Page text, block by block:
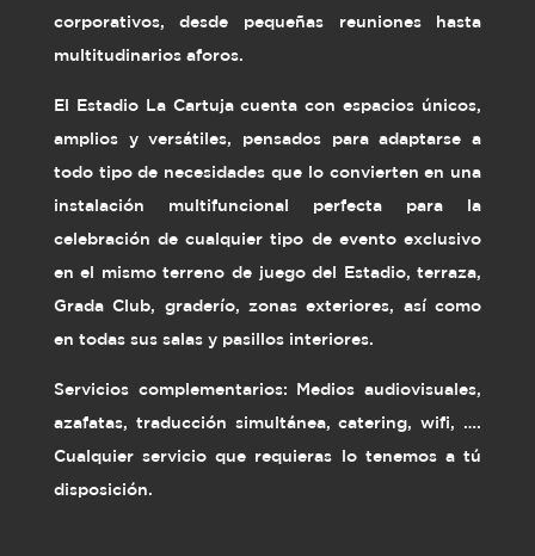
corporativos, desde pequeñas reuniones hasta
multitudinarios aforos.
El Estadio La Cartuja cuenta con espacios únicos,
amplios y versátiles, pensados para adaptarse a
todo tipo de necesidades que lo convierten en una
instalación multifuncional perfecta para la
celebración de cualquier tipo de evento exclusivo
en el mismo terreno de juego del Estadio, terraza,
Grada Club, graderío, zonas exteriores, así como
en todas sus salas y pasillos interiores.
Servicios complementarios: Medios audiovisuales,
azafatas, traducción simultánea, catering, wifi, ….
Cualquier servicio que requieras lo tenemos a tú
disposición.